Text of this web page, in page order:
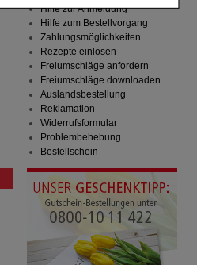
zu gestalten,
des
Seite an bevorzugte
Spracheinstellung)
ermöglichen es uns
zugeschrittene Inhalte
zu
Hierüber lassen sich
und Weise der Nutzung
können, den Inhalt
auch die Werbung auf
für Sie zu gestalten.
Daten hierfür teilweise an
soziale Medien
Hilfe zur Anmeldung
Hilfe zum Bestellvorgang
Zahlungsmöglichkeiten
Rezepte einlösen
Freiumschläge anfordern
Freiumschläge downloaden
Auslandsbestellung
Reklamation
Widerrufsformular
Problembehebung
Bestellschein